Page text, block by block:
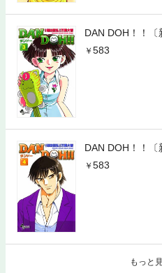
DAN DOH！！〔
583
DAN DOH！！〔
583
もっと